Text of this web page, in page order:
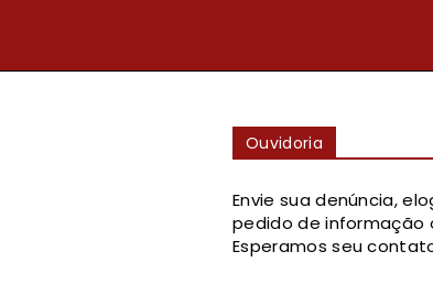
Ouvidoria
Envie sua denúncia,
pedido de informação
Esperamos seu